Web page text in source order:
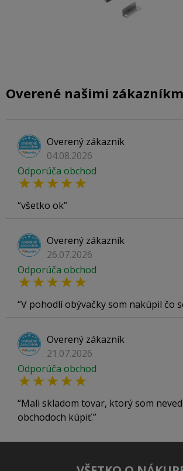
Overené našimi
Overený zákazník
04.08.2026
Odporúča obchod
všetko ok
Overený zákazník
26.07.2026
Odporúča obchod
V pohodlí obývačky som nakúpil čo
Overený zákazník
21.07.2026
Odporúča obchod
Mali skladom tovar, ktorý som
obchodoch kúpiť.